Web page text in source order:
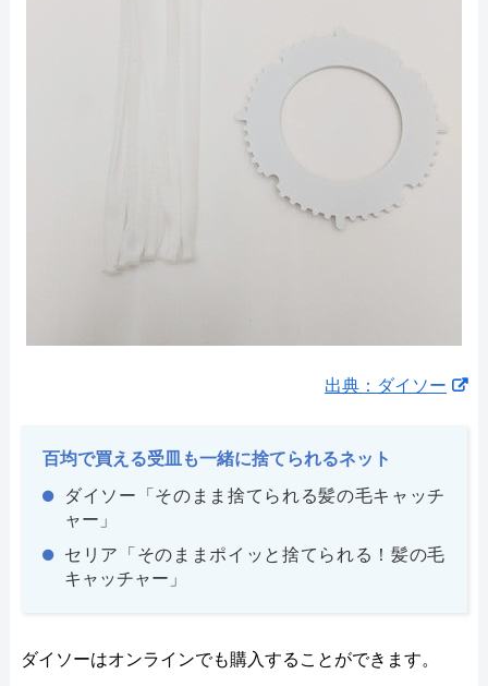
出典：ダイソー
百均で買える受皿も一緒に捨てられるネット
ダイソー「そのまま捨てられる髪の毛キャッチ
ャー」
セリア「そのままポイッと捨てられる！髪の毛
キャッチャー」
ダイソーはオンラインでも購入することができます。